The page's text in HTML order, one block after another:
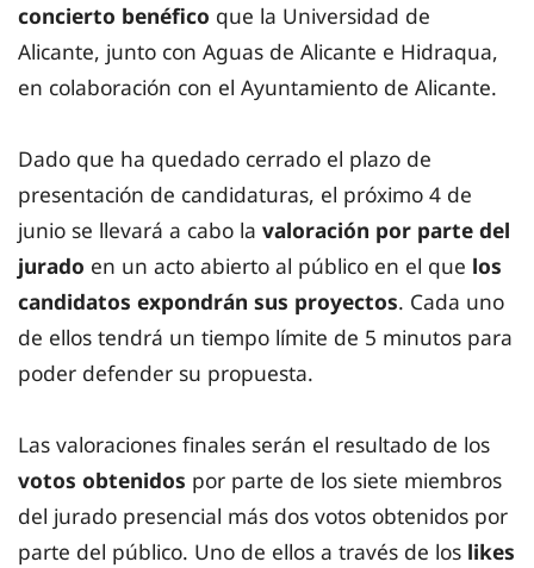
concierto benéfico que la Universidad de
Alicante, junto con Aguas de Alicante e Hidraqua,
en colaboración con el Ayuntamiento de Alicante.
Dado que ha quedado cerrado el plazo de
presentación de candidaturas, el próximo 4 de
junio se llevará a cabo la valoración por parte del
jurado en un acto abierto al público en el que los
candidatos expondrán sus proyectos. Cada uno
de ellos tendrá un tiempo límite de 5 minutos para
poder defender su propuesta.
Las valoraciones finales serán el resultado de los
votos obtenidos por parte de los siete miembros
del jurado presencial más dos votos obtenidos por
parte del público. Uno de ellos a través de los likes